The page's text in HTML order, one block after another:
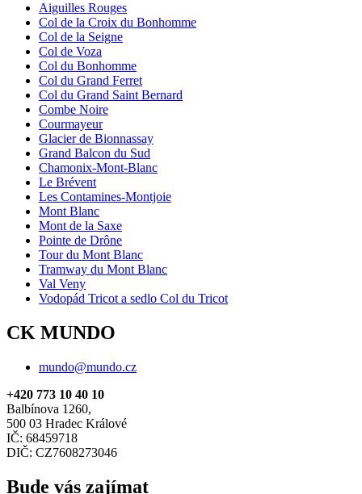
Aiguilles Rouges
Col de la Croix du Bonhomme
Col de la Seigne
Col de Voza
Col du Bonhomme
Col du Grand Ferret
Col du Grand Saint Bernard
Combe Noire
Courmayeur
Glacier de Bionnassay
Grand Balcon du Sud
Chamonix-Mont-Blanc
Le Brévent
Les Contamines-Montjoie
Mont Blanc
Mont de la Saxe
Pointe de Drône
Tour du Mont Blanc
Tramway du Mont Blanc
Val Veny
Vodopád Tricot a sedlo Col du Tricot
CK MUNDO
mundo@mundo.cz
+420 773 10 40 10
Balbínova 1260,
500 03 Hradec Králové
IČ: 68459718
DIČ: CZ7608273046
Bude vás zajímat